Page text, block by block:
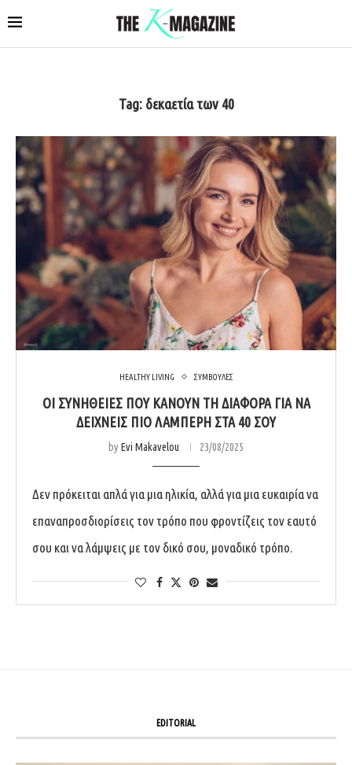
Tag: δεκαετία των 40
HEALTHY LIVING ΣΥΜΒΟΥΛΕΣ
ΟΙ ΣΥΝΉΘΕΙΕΣ ΠΟΥ ΚΆΝΟΥΝ ΤΗ ΔΙΑΦΟΡΆ ΓΙΑ ΝΑ
ΔΕΊΧΝΕΙΣ ΠΙΟ ΛΑΜΠΕΡΉ ΣΤΑ 40 ΣΟΥ
byEvi Makavelou 23/08/2025
Δεν πρόκειται απλά για μια ηλικία, αλλά για μια ευκαιρία να
επαναπροσδιορίσεις τον τρόπο που φροντίζεις τον εαυτό
σου και να λάμψεις με τον δικό σου, μοναδικό τρόπο.
EDITORIAL